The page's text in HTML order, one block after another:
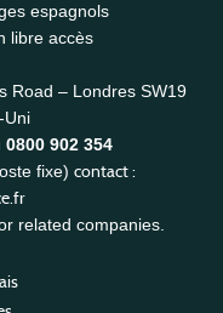
espagnols
libre accès
Road – Londres SW19
Uni
0800 902 354
fixe) contact :
related companies.